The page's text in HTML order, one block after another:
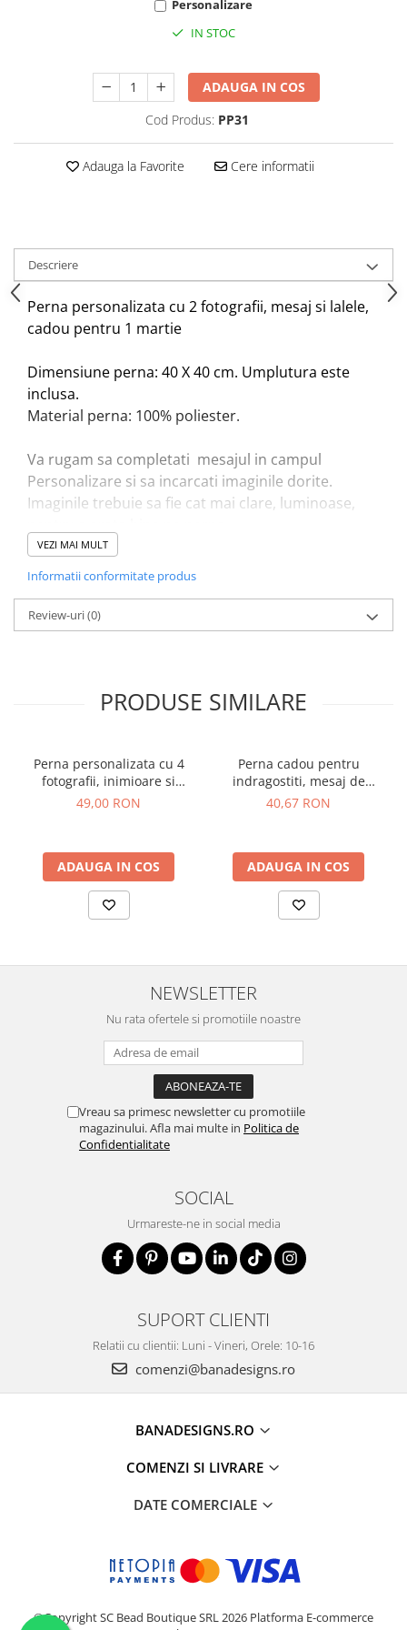
Personalizare
IN STOC
ADAUGA IN COS
Cod Produs: PP31
Adauga la Favorite Cere informatii
Descriere
Perna personalizata cu 2 fotografii, mesaj si lalele,
cadou pentru 1 martie
Dimensiune perna: 40 X 40 cm. Umplutura este
inclusa.
Material perna: 100% poliester.
Va rugam sa completati mesajul in campul
Personalizare si sa incarcati imaginile dorite.
Imaginile trebuie sa fie cat mai clare, luminoase,
VEZI MAI MULT
Informatii conformitate produs
Review-uri(0)
PRODUSE SIMILARE
Perna personalizata cu 4
fotografii, inimioare si
numele cuplului
49,00 RON
ADAUGA IN COS
Perna cadou pentru
indragostiti, mesaj de
dragoste si inimioara
40,67 RON
ADAUGA IN COS
NEWSLETTER
Nu rata ofertele si promotiile noastre
Vreau sa primesc newsletter cu promotiile
magazinului. Afla mai multe in Politica de
Confidentialitate
SOCIAL
Urmareste-ne in social media
SUPORT CLIENTI
Relatii cu clientii: Luni - Vineri, Orele: 10-16
comenzi@banadesigns.ro
BANADESIGNS.RO
COMENZI SI LIVRARE
DATE COMERCIALE
©Copyright SC Bead Boutique SRL 2026 Platforma E-commerce